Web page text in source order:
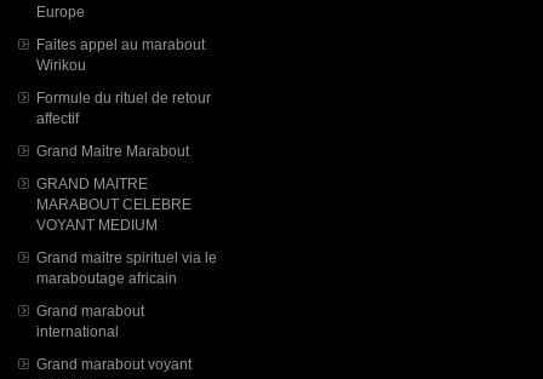
Europe
Faites appel au marabout
Wirikou
Formule du rituel de retour
affectif
Grand Maitre Marabout
GRAND MAITRE
MARABOUT CELEBRE
VOYANT MEDIUM
Grand maitre spirituel via le
maraboutage africain
Grand marabout
international
Grand marabout voyant